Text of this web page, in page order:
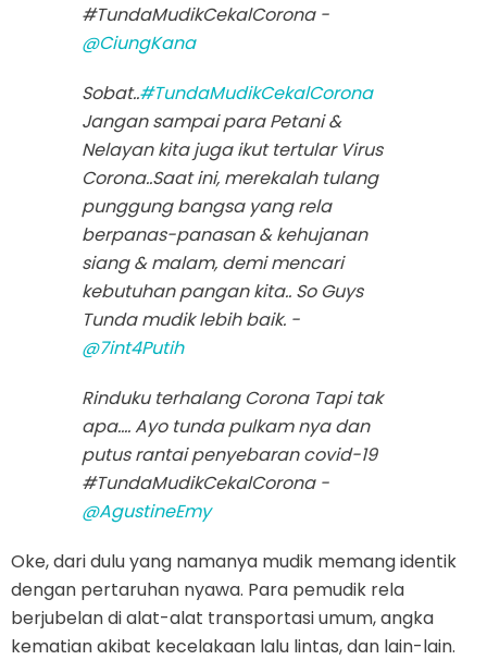
#TundaMudikCekalCorona -
@CiungKana
Sobat..#TundaMudikCekalCorona
Jangan sampai para Petani &
Nelayan kita juga ikut tertular Virus
Corona..Saat ini, merekalah tulang
punggung bangsa yang rela
berpanas-panasan & kehujanan
siang & malam, demi mencari
kebutuhan pangan kita.. So Guys
Tunda mudik lebih baik. -
@7int4Putih
Rinduku terhalang Corona Tapi tak
apa.... Ayo tunda pulkam nya dan
putus rantai penyebaran covid-19
#TundaMudikCekalCorona -
@AgustineEmy
Oke, dari dulu yang namanya mudik memang identik
dengan pertaruhan nyawa. Para pemudik rela
berjubelan di alat-alat transportasi umum, angka
kematian akibat kecelakaan lalu lintas, dan lain-lain.